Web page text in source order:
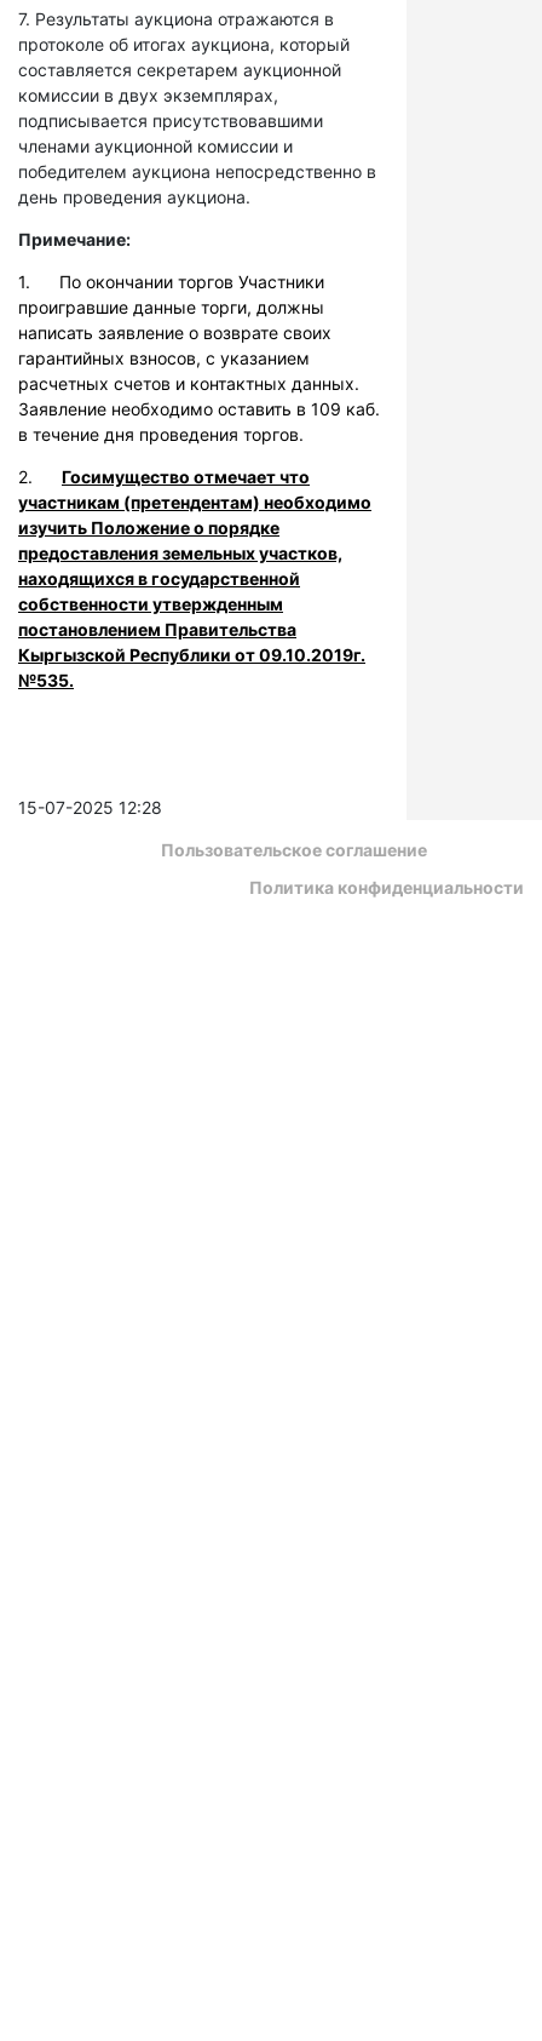
7. Результаты аукциона отражаются в
протоколе об итогах аукциона, который
составляется секретарем аукционной
комиссии в двух экземплярах,
подписывается присутствовавшими
членами аукционной комиссии и
победителем аукциона непосредственно в
день проведения аукциона.
Примечание:
1. По окончании торгов Участники
проигравшие данные торги, должны
написать заявление о возврате своих
гарантийных взносов, с указанием
расчетных счетов и контактных данных.
Заявление необходимо оставить в 109 каб.
в течение дня проведения торгов.
2. Госимущество отмечает что
участникам (претендентам) необходимо
изучить Положение о порядке
предоставления земельных участков,
находящихся в государственной
собственности утвержденным
постановлением Правительства
Кыргызской Республики от 09.10.2019г.
№535.
15-07-2025 12:28
Пользовательское соглашение
Политика конфиденциальности